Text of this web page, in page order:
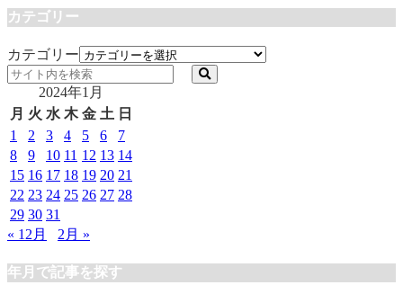
カテゴリー
カテゴリー
2024年1月
月 火 水 木 金 土 日
1
2 3 4 5 6
7
8
9 10 11 12 13 14
15 16 17 18 19 20 21
22 23 24 25 26 27 28
29 30 31
« 12月
2月 »
年月で記事を探す